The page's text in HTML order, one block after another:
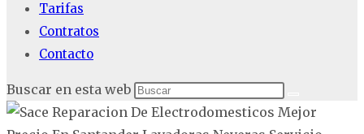
Tarifas
Contratos
Contacto
Buscar en esta web